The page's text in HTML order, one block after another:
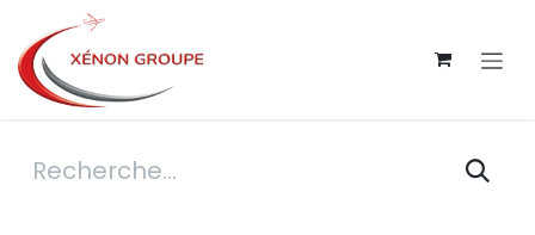
Se rendre au contenu